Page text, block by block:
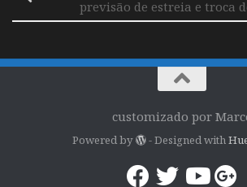
previsão de estreia e troca
customizado por
Powered by - Designed with